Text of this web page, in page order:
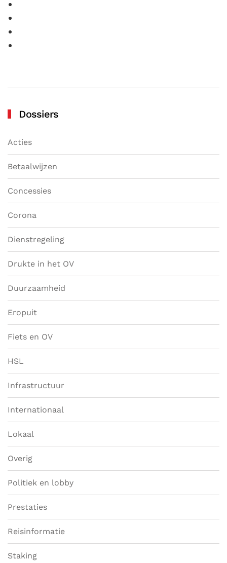
Dossiers
Acties
Betaalwijzen
Concessies
Corona
Dienstregeling
Drukte in het OV
Duurzaamheid
Eropuit
Fiets en OV
HSL
Infrastructuur
Internationaal
Lokaal
Overig
Politiek en lobby
Prestaties
Reisinformatie
Staking